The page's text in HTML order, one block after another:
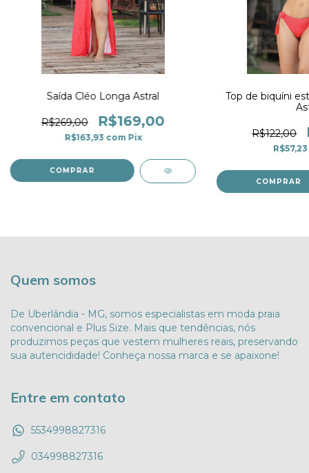
Saída Cléo Longa Astral
R$269,00 R$169,00
R$163,93 com Pix
COMPRAR
Top de biquíni
R$122,00
R$57,23
COMPRAR
Quem somos
De Uberlândia - MG, somos especialistas em moda praia
convencional e Plus Size. Mais que tendências, nós
produzimos peças que vestem mulheres reais, preservando
sua autencididade! Conheça nossa marca e se apaixone!
Entre em contato
5534998827316
034998827316